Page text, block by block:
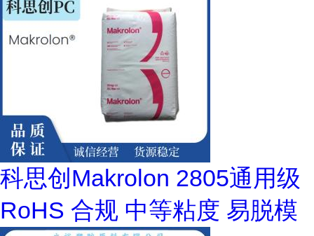
科思创Makrolon 2805通用级
RoHS 合规 中等粘度 易脱模